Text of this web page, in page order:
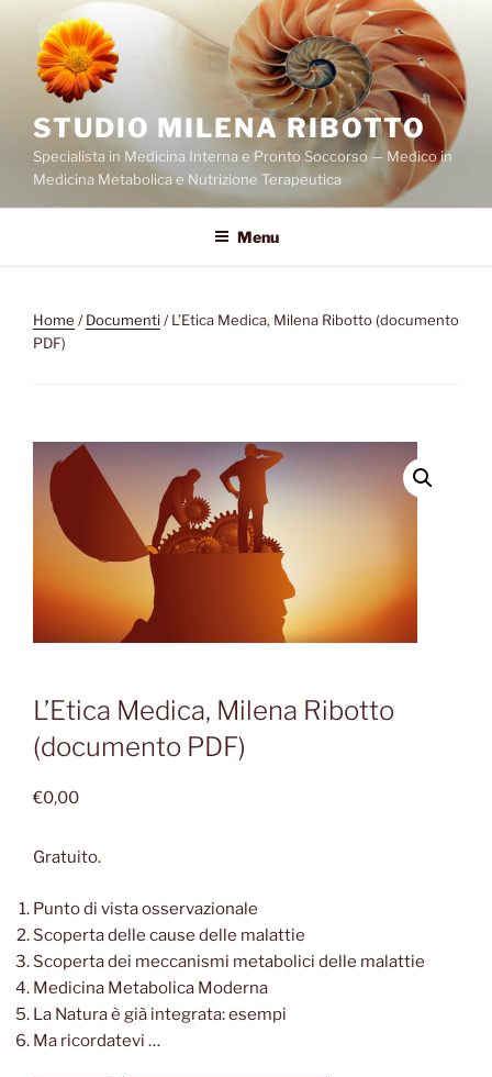
contenuto
STUDIO MILENA RIBOTTO
Specialista in Medicina Interna e Pronto Soccorso — Medico in
Medicina Metabolica e Nutrizione Terapeutica
Menu
Home /Documenti/ L’Etica Medica, Milena Ribotto (documento
PDF)
L’Etica Medica, Milena Ribotto
(documento PDF)
€0,00
Gratuito.
Punto di vista osservazionale
Scoperta delle cause delle malattie
Scoperta dei meccanismi metabolici delle malattie
Medicina Metabolica Moderna
La Natura è già integrata: esempi
Ma ricordatevi …